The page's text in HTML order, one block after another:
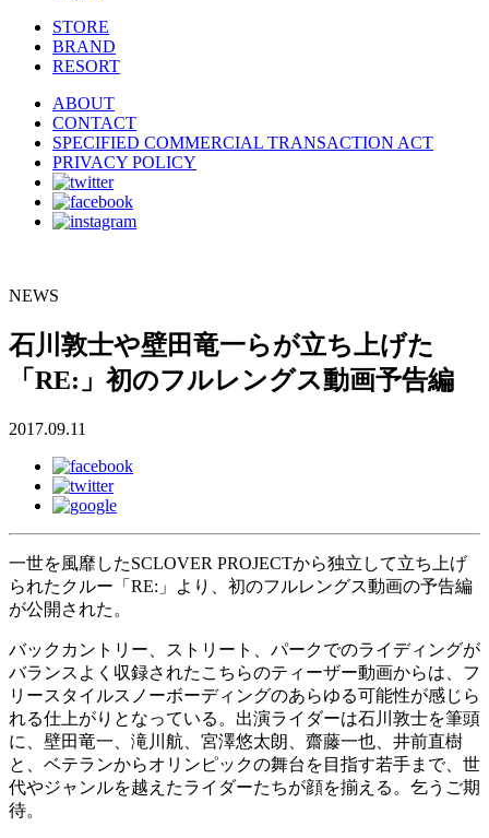
STORE
BRAND
RESORT
ABOUT
CONTACT
SPECIFIED COMMERCIAL TRANSACTION ACT
PRIVACY POLICY
NEWS
石川敦士や壁田竜一らが立ち上げた
「RE:」初のフルレングス動画予告編
2017.09.11
一世を風靡したSCLOVER PROJECTから独立して立ち上げ
られたクルー「RE:」より、初のフルレングス動画の予告編
が公開された。
バックカントリー、ストリート、パークでのライディングが
バランスよく収録されたこちらのティーザー動画からは、フ
リースタイルスノーボーディングのあらゆる可能性が感じら
れる仕上がりとなっている。出演ライダーは石川敦士を筆頭
に、壁田竜一、滝川航、宮澤悠太朗、齋藤一也、井前直樹
と、ベテランからオリンピックの舞台を目指す若手まで、世
代やジャンルを越えたライダーたちが顔を揃える。乞うご期
待。